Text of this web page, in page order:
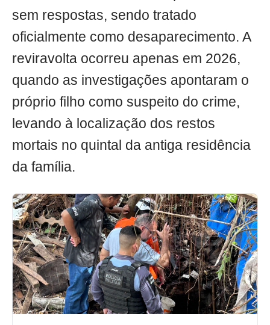
sem respostas, sendo tratado
oficialmente como desaparecimento. A
reviravolta ocorreu apenas em 2026,
quando as investigações apontaram o
próprio filho como suspeito do crime,
levando à localização dos restos
mortais no quintal da antiga residência
da família.